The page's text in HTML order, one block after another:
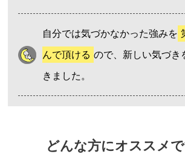
自分では気づかなかった強みを
んで頂ける ので、新しい気づき
きました。
どんな方にオススメ